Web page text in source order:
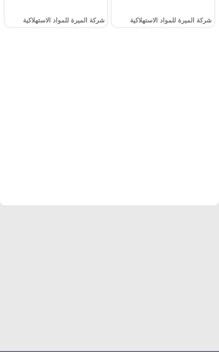
شركة الميرة للمواد الاستهلاكية شركة الميرة للمواد الاستهلاكية